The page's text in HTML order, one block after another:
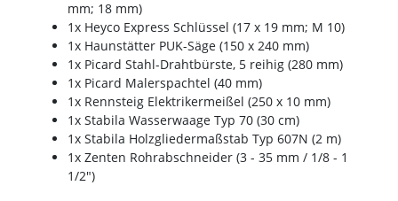
mm; 18 mm)
1x Heyco Express Schlüssel (17 x 19 mm; M 10)
1x Haunstätter PUK-Säge (150 x 240 mm)
1x Picard Stahl-Drahtbürste, 5 reihig (280 mm)
1x Picard Malerspachtel (40 mm)
1x Rennsteig Elektrikermeißel (250 x 10 mm)
1x Stabila Wasserwaage Typ 70 (30 cm)
1x Stabila Holzgliedermaßstab Typ 607N (2 m)
1x Zenten Rohrabschneider (3 - 35 mm / 1/8 - 1
1/2")